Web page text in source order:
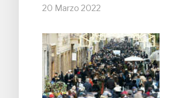
20 Marzo 2022